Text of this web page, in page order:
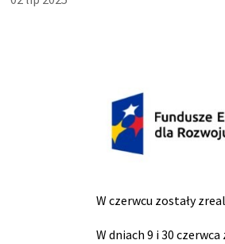
W czerwcu zostały
W dniach 9 i 30